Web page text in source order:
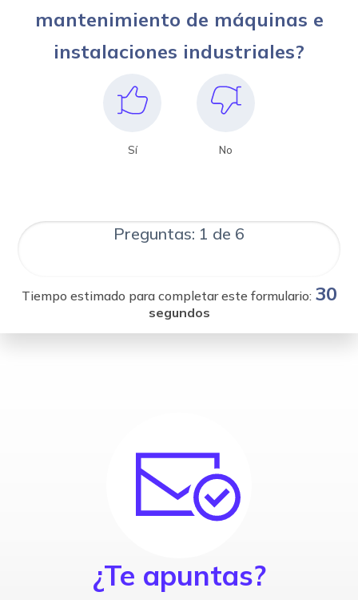
mantenimiento de máquinas e
instalaciones industriales?
Sí No
Preguntas: 1 de 6
Tiempo estimado para completar este formulario: 30
segundos
¿Te apuntas?